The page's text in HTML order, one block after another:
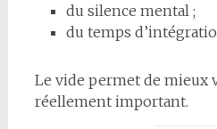
du silence mental ;
du temps
Le vide permet de mieux
réellement important.